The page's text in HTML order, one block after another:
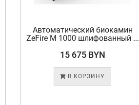
Автоматический биокамин
ZeFire М 1000 шлифованный ...
15 675 BYN
В КОРЗИНУ